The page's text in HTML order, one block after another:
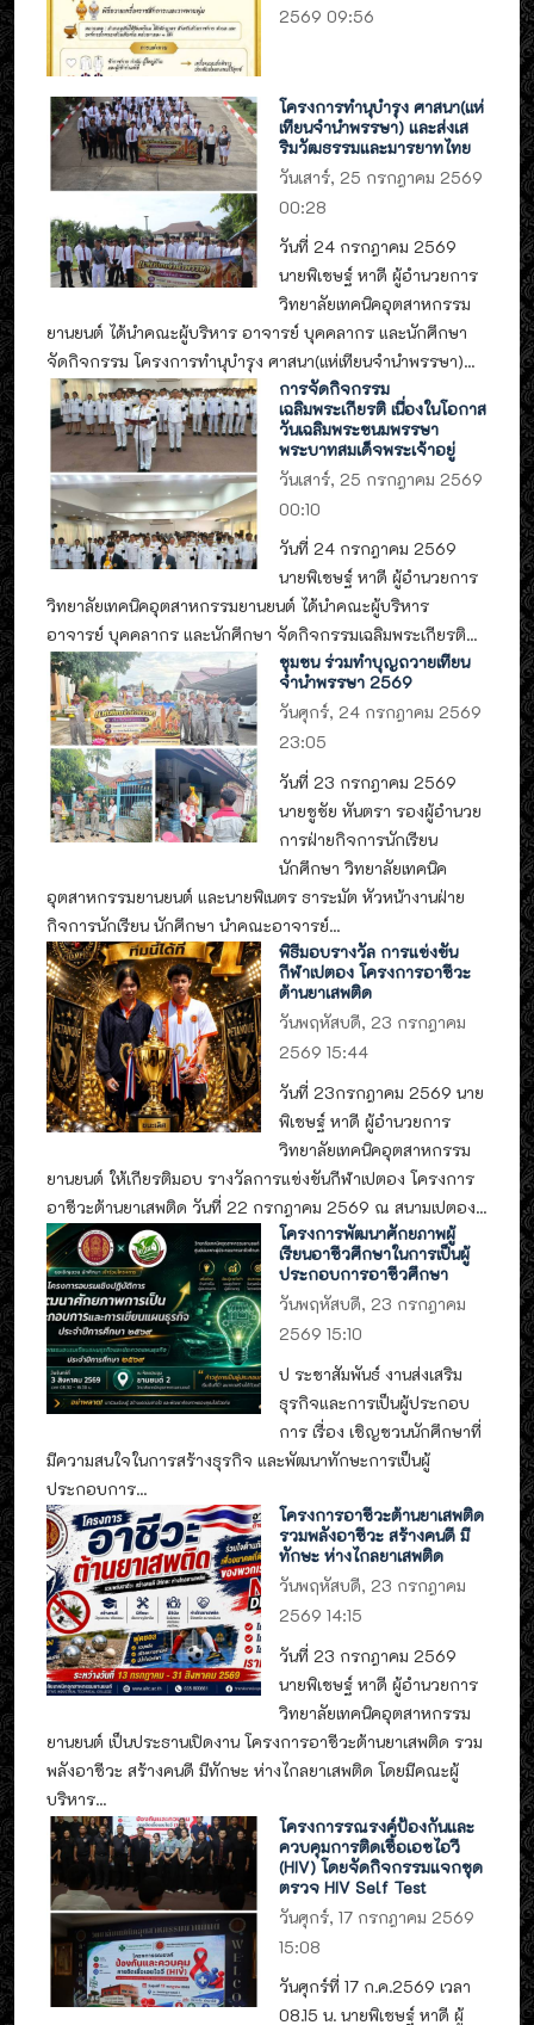
2569 09:56
โครงการทำนุบำรุง ศาสนา(แห่
เทียนจำนำพรรษา) และส่งเส
ริมวัฒธรรมและมารยาทไทย
วันเสาร์, 25 กรกฎาคม 2569
00:28
วันที่ 24 กรกฎาคม 2569
นายพิเชษฐ์ หาดี ผู้อำนวยการ
วิทยาลัยเทคนิคอุตสาหกรรม
ยานยนต์ ได้นำคณะผู้บริหาร อาจารย์ บุคคลากร และนักศึกษา
จัดกิจกรรม โครงการทำนุบำรุง ศาสนา(แห่เทียนจำนำพรรษา)...
การจัดกิจกรรม
เฉลิมพระเกียรติ เนื่องในโอกาส
วันเฉลิมพระชนมพรรษา
พระบาทสมเด็จพระเจ้าอยู่
วันเสาร์, 25 กรกฎาคม 2569
00:10
วันที่ 24 กรกฎาคม 2569
นายพิเชษฐ์ หาดี ผู้อำนวยการ
วิทยาลัยเทคนิคอุตสาหกรรมยานยนต์ ได้นำคณะผู้บริหาร
อาจารย์ บุคคลากร และนักศึกษา จัดกิจกรรมเฉลิมพระเกียรติ...
ชุมชน ร่วมทำบุญถวายเทียน
จำนำพรรษา 2569
วันศุกร์, 24 กรกฎาคม 2569
23:05
วันที่ 23 กรกฎาคม 2569
นายชูชัย หันตรา รองผู้อำนวย
การฝ่ายกิจการนักเรียน
นักศึกษา วิทยาลัยเทคนิค
อุตสาหกรรมยานยนต์ และนายพิเนตร ธาระมัต หัวหน้างานฝ่าย
กิจการนักเรียน นักศึกษา นำคณะอาจารย์...
พิธีมอบรางวัล การแข่งขัน
กีฬาเปตอง โครงการอาชีวะ
ต้านยาเสพติด
วันพฤหัสบดี, 23 กรกฎาคม
2569 15:44
วันที่ 23กรกฎาคม 2569 นาย
พิเชษฐ์ หาดี ผู้อำนวยการ
วิทยาลัยเทคนิคอุตสาหกรรม
ยานยนต์ ให้เกียรติมอบ รางวัลการแข่งขันกีฬาเปตอง โครงการ
อาชีวะต้านยาเสพติด วันที่ 22 กรกฎาคม 2569 ณ สนามเปตอง...
โครงการพัฒนาศักยภาพผู้
เรียนอาชีวศึกษาในการเป็นผู้
ประกอบการอาชีวศึกษา
วันพฤหัสบดี, 23 กรกฎาคม
2569 15:10
ป ระชาสัมพันธ์ งานส่งเสริม
ธุรกิจและการเป็นผู้ประกอบ
การ เรื่อง เชิญชวนนักศึกษาที่
มีความสนใจในการสร้างธุรกิจ และพัฒนาทักษะการเป็นผู้
ประกอบการ...
โครงการอาชีวะต้านยาเสพติด
รวมพลังอาชีวะ สร้างคนดี มี
ทักษะ ห่างไกลยาเสพติด
วันพฤหัสบดี, 23 กรกฎาคม
2569 14:15
วันที่ 23 กรกฎาคม 2569
นายพิเชษฐ์ หาดี ผู้อำนวยการ
วิทยาลัยเทคนิคอุตสาหกรรม
ยานยนต์ เป็นประธานเปิดงาน โครงการอาชีวะต้านยาเสพติด รวม
พลังอาชีวะ สร้างคนดี มีทักษะ ห่างไกลยาเสพติด โดยมีคณะผู้
บริหาร...
โครงการรณรงค์ป้องกันและ
ควบคุมการติดเชื้อเอชไอวี
(HIV) โดยจัดกิจกรรมแจกชุด
ตรวจ HIV Self Test
วันศุกร์, 17 กรกฎาคม 2569
15:08
วันศุกร์ที่ 17 ก.ค.2569 เวลา
08.15 น. นายพิเชษฐ์ หาดี ผู้